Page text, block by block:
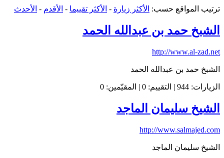
ترتيب المواقع حسب: الأكثر زيارة - الأكثر تقييما - الأقدم - الأحدث
الشبخ حمد بن عبدالله الحمد
http://www.al-zad.net
الشبخ حمد بن عبدالله الحمد
الزيارات: 944 | التقييم: 0 | المقيّمين: 0
الشيخ سليمان الماجد
http://www.salmajed.com
الشيخ سليمان الماجد